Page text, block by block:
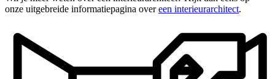
onze uitgebreide informatiepagina overeen interieurarchitect.